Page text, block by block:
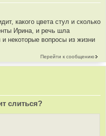
какого цвета стул и сколько
Ирина, и речь шла
некоторые вопросы из жизни
Перейти к сообщению
слиться?